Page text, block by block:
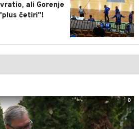
ali Gorenje
četiri"!
0